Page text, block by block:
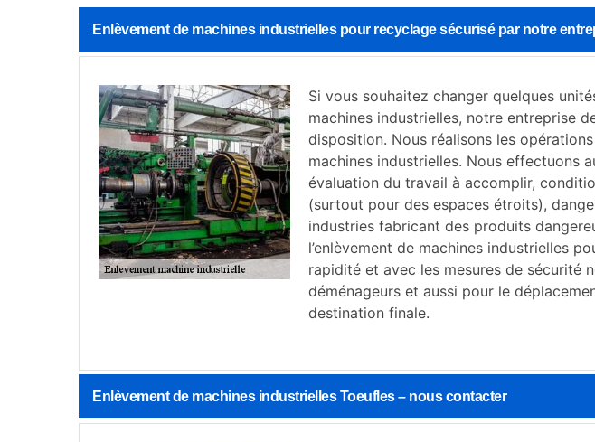
Enlèvement de machines industrielles pour recyclage sécurisé par notre
Si vous souhaitez changer quelques
machines industrielles, notre entreprise
disposition. Nous réalisons les opérations
machines industrielles. Nous effectuons
évaluation du travail à accomplir,
(surtout pour des espaces étroits),
industries fabricant des produits
l’enlèvement de machines industrielles
rapidité et avec les mesures de sécurité
déménageurs et aussi pour le
destination finale.
Enlèvement de machines industrielles Toeufles – nous contacter